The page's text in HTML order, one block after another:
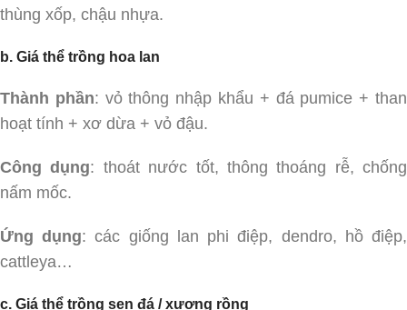
thùng xốp, chậu nhựa.
b. Giá thể trồng hoa lan
Thành phần: vỏ thông nhập khẩu + đá pumice + than
hoạt tính + xơ dừa + vỏ đậu.
Công dụng: thoát nước tốt, thông thoáng rễ, chống
nấm mốc.
Ứng dụng: các giống lan phi điệp, dendro, hồ điệp,
cattleya…
c. Giá thể trồng sen đá / xương rồng